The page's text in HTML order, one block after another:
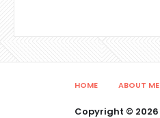
HOME ABOUT ME
Copyright © 2026